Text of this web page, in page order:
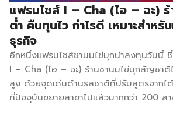
แฟรนไชส์ I – Cha (ไอ – ฉะ)
ต่ำ คืนทุนไว กำไรดี เหมาะสำหรั
ธุรกิจ
อีกหนึ่งแฟรนไชส์ชานมไข่มุกน่าลงทุนวันนี้
I – Cha (ไอ – ฉะ) ร้านชานมไข่มุกสัญชา
สูง ด้วยจุดเด่นด้านรสชาติที่ปรับสูตรจากไ
ที่ปัจจุบันขยายสาขาไปแล้วมากกว่า 200 ส